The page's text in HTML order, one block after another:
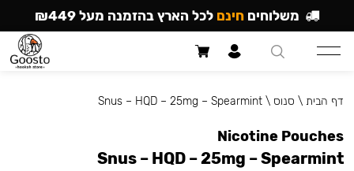
דף הבית \ סנוס \
Snus – HQD – 25mg – Spearmint
Nicotine Pouches
Snus – HQD – 25mg – Spearmint
משלוחים חינם לכל הארץ בהזמנה מעל ₪449